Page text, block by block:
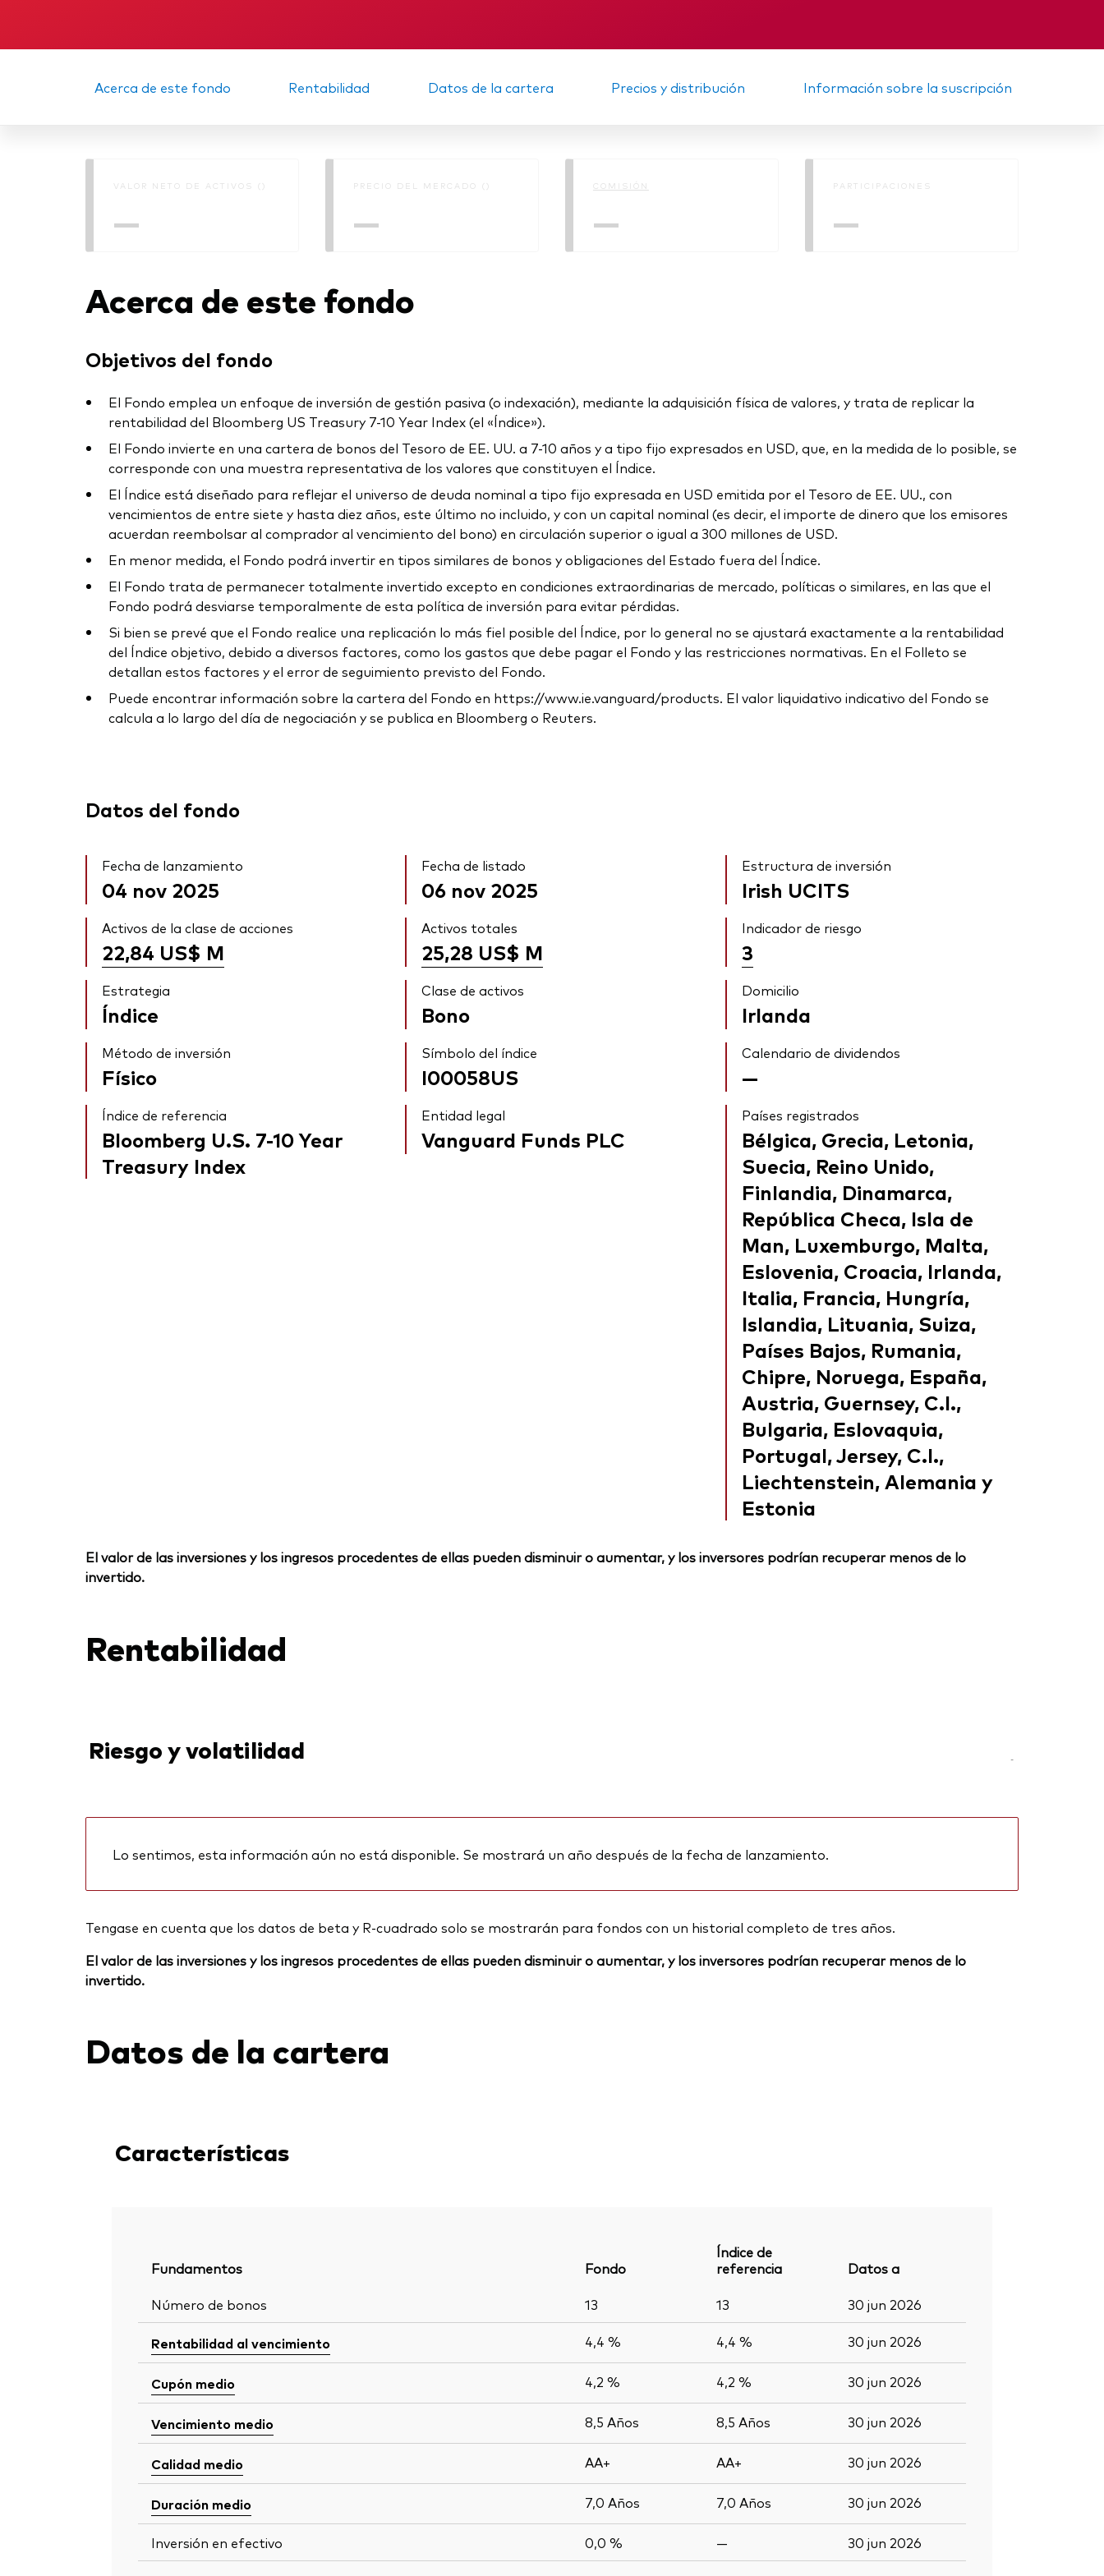
Acerca de este fondo Rentabilidad Datos de la cartera Precios y distribución Información sobre la suscripción
VALOR NETO DE ACTIVOS ()
—
PRECIO DEL MERCADO ()
—
COMISIÓN
—
PARTICIPACIONES
—
Acerca de este fondo
Objetivos del fondo
El Fondo emplea un enfoque de inversión de gestión pasiva (o indexación), mediante la adquisición física de valores, y trata de replicar la
rentabilidad del Bloomberg US Treasury 7-10 Year Index (el «Índice»).
El Fondo invierte en una cartera de bonos del Tesoro de EE. UU. a 7-10 años y a tipo fijo expresados en USD, que, en la medida de lo posible, se
corresponde con una muestra representativa de los valores que constituyen el Índice.
El Índice está diseñado para reflejar el universo de deuda nominal a tipo fijo expresada en USD emitida por el Tesoro de EE. UU., con
vencimientos de entre siete y hasta diez años, este último no incluido, y con un capital nominal (es decir, el importe de dinero que los emisores
acuerdan reembolsar al comprador al vencimiento del bono) en circulación superior o igual a 300 millones de USD.
En menor medida, el Fondo podrá invertir en tipos similares de bonos y obligaciones del Estado fuera del Índice.
El Fondo trata de permanecer totalmente invertido excepto en condiciones extraordinarias de mercado, políticas o similares, en las que el
Fondo podrá desviarse temporalmente de esta política de inversión para evitar pérdidas.
Si bien se prevé que el Fondo realice una replicación lo más fiel posible del Índice, por lo general no se ajustará exactamente a la rentabilidad
del Índice objetivo, debido a diversos factores, como los gastos que debe pagar el Fondo y las restricciones normativas. En el Folleto se
detallan estos factores y el error de seguimiento previsto del Fondo.
Puede encontrar información sobre la cartera del Fondo en https://www.ie.vanguard/products. El valor liquidativo indicativo del Fondo se
calcula a lo largo del día de negociación y se publica en Bloomberg o Reuters.
Datos del fondo
Fecha de lanzamiento
04 nov 2025
Fecha de listado
06 nov 2025
Estructura de inversión
Irish UCITS
Activos de la clase de acciones
22,84 US$ M
Activos totales
25,28 US$ M
Indicador de riesgo
3
Estrategia
Índice
Clase de activos
Bono
Domicilio
Irlanda
Método de inversión
Físico
Símbolo del índice
I00058US
Calendario de dividendos
—
Índice de referencia
Bloomberg U.S. 7-10 Year
Treasury Index
Entidad legal
Vanguard Funds PLC
Países registrados
Bélgica, Grecia, Letonia,
Suecia, Reino Unido,
Finlandia, Dinamarca,
República Checa, Isla de
Man, Luxemburgo, Malta,
Eslovenia, Croacia, Irlanda,
Italia, Francia, Hungría,
Islandia, Lituania, Suiza,
Países Bajos, Rumania,
Chipre, Noruega, España,
Austria, Guernsey, C.I.,
Bulgaria, Eslovaquia,
Portugal, Jersey, C.I.,
Liechtenstein, Alemania y
Estonia
El valor de las inversiones y los ingresos procedentes de ellas pueden disminuir o aumentar, y los inversores podrían recuperar menos de lo
invertido.
Rentabilidad
Riesgo y volatilidad -
Lo sentimos, esta información aún no está disponible. Se mostrará un año después de la fecha de lanzamiento.
Tengase en cuenta que los datos de beta y R-cuadrado solo se mostrarán para fondos con un historial completo de tres años.
El valor de las inversiones y los ingresos procedentes de ellas pueden disminuir o aumentar, y los inversores podrían recuperar menos de lo
invertido.
Datos de la cartera
Características
Fundamentos Fondo
Índice de
referencia
Datos a
Número de bonos
13 13 30 jun 2026
Rentabilidad al vencimiento 4,4 % 4,4 % 30 jun 2026
Cupón medio 4,2 % 4,2 % 30 jun 2026
Vencimiento medio 8,5 Años 8,5 Años 30 jun 2026
Calidad medio AA+ AA+ 30 jun 2026
Duración medio 7,0 Años 7,0 Años 30 jun 2026
Inversión en efectivo 0,0 % — 30 jun 2026